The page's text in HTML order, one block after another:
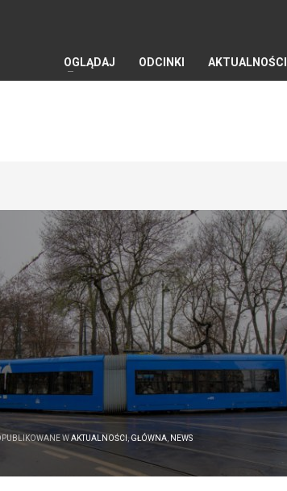
OGLĄDAJ ODCINKI AKTUALNOŚCI
WAKTUALNOŚCI ,GŁÓWNA NEWS